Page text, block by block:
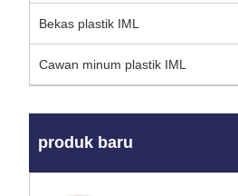
Bekas plastik IML
Cawan minum plastik IML
produk baru